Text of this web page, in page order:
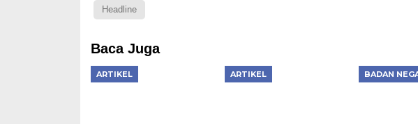
Headline
Baca Juga
ARTIKEL ARTIKEL BADAN